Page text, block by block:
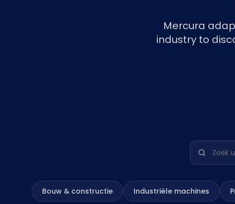
Mercura
industry to
Zoek uw
Bouw & constructie Industriële machines